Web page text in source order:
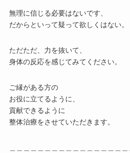
無理に信じる必要はないです、
だからといって疑って欲しくはない。
ただただ、力を抜いて、
身体の反応を感じてみてください。
ご縁がある方の
お役に立てるように、
貢献できるように
整体治療をさせていただきます。